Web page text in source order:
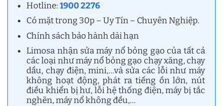
Hotline:1900 2276
Có mặt trong 30p – Uy Tín – Chuyên Nghiệp.
Chính sách bảo hành dài hạn
Limosa nhận sửa máy nổ bỏng gạo của tất cả
các loại như máy nổ bỏng gạo chạy xăng, chạy
dầu, chạy điện, mini,…và sửa các lỗi như máy
không hoạt động, phát ra tiếng ồn lớn, nút
điều khiển bị hư, lỗi hệ thống điện, máy bị tắc
nghẽn, máy nổ không đều,…